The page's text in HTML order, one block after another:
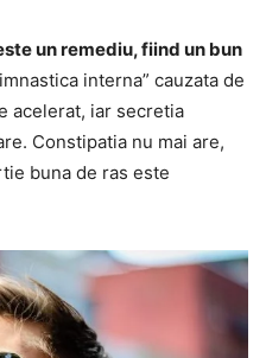
un remediu, fiind un bun
interna” cauzata de
acelerat, iar secretia
Constipatia nu mai are,
buna de ras este